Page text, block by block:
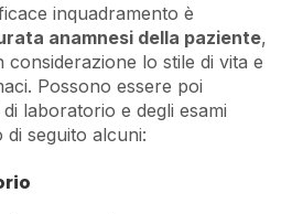
inquadramento è
anamnesi della paziente,
lo stile di vita e
Possono essere poi
laboratorio e degli esami
seguito alcuni: